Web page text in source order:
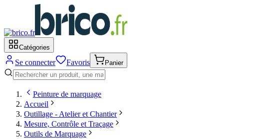
Catégories
Se connecter Favoris Panier
Peinture de marquage
Accueil
Outillage - Atelier et Chantier
Mesure, Contrôle et Traçage
Outils de Marquage